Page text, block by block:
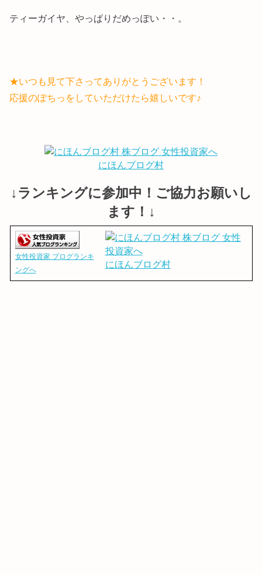
ティーガイヤ、やっぱりだめっぽい・・。
★いつも見て下さってありがとうございます！
応援のぽちっをしていただけたら嬉しいです♪
にほんブログ村
↓ランキングに参加中！ご協力お願いし
ます！↓
女性投資家 ブログランキ
ングへ
にほんブログ村